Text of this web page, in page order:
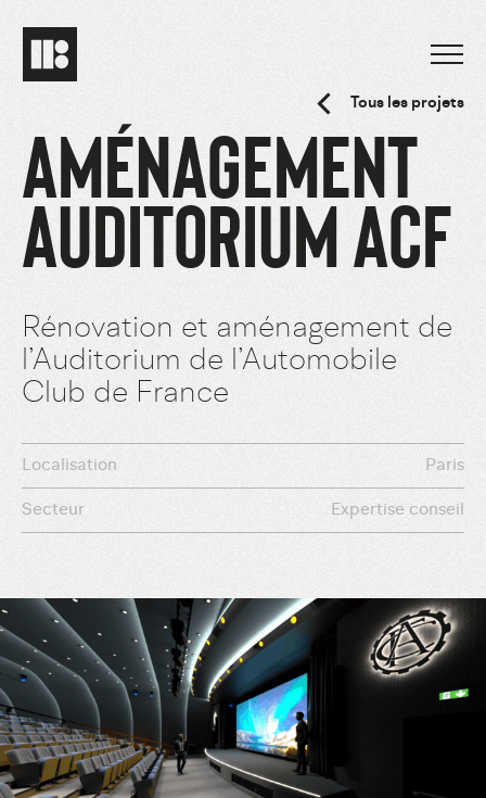
Tous les projets
AMÉNAGEMENT
AUDITORIUM ACF
Rénovation et aménagement de
l’Auditorium de l’Automobile
Club de France
Localisation Paris
Secteur Expertise conseil